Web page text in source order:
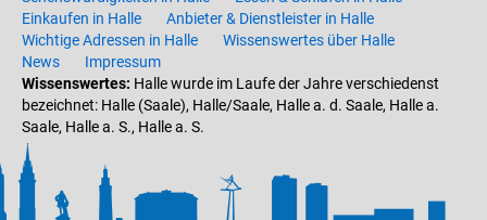
Einkaufen in Halle
Anbieter & Dienstleister in Halle
Wichtige Adressen in Halle
Wissenswertes über Halle
News
Impressum
Wissenswertes: Halle wurde im Laufe der Jahre verschiedenst
bezeichnet: Halle (Saale), Halle/Saale, Halle a. d. Saale, Halle a.
Saale, Halle a. S., Halle a. S.